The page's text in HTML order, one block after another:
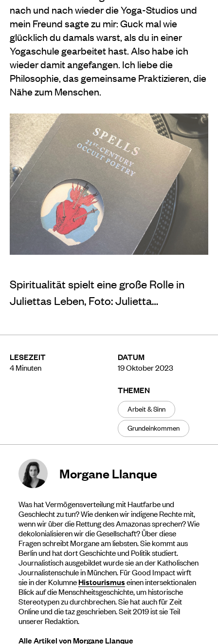
LESEZEIT
4Minuten
DATUM
19 Oktober 2023
THEMEN
Arbeit & Sinn
Grundeinkommen
nach und nach wieder die Yoga-Studios und
mein Freund sagte zu mir: Guck mal wie
glücklich du damals warst, als du in einer
Yogaschule gearbeitet hast. Also habe ich
wieder damit angefangen. Ich liebe die
Philosophie, das gemeinsame Praktizieren, die
Nähe zum Menschen.
Spiritualität spielt eine große Rolle in
Juliettas Leben, Foto: Julietta…
Morgane Llanque
Was hat Vermögensverteilung mit Hautfarbe und
Geschlecht zu tun? Wie denken wir indigene Rechte mit,
wenn wir über die Rettung des Amazonas sprechen? Wie
dekolonialisieren wir die Gesellschaft? Über diese
Fragen schreibt Morgane am liebsten. Sie kommt aus
Berlin und hat dort Geschichte und Politik studiert.
Journalistisch ausgebildet wurde sie an der Katholischen
Journalistenschule in München. Für Good Impact wirft
sie in der KolumneHistourismuseinen intersektionalen
Blick auf die Menschheitsgeschichte, um historische
Stereotypen zu durchbrechen. Sie hat auch für Zeit
Online und die taz geschrieben. Seit 2019 ist sie Teil
unserer Redaktion.
Alle Artikel von Morgane Llanque